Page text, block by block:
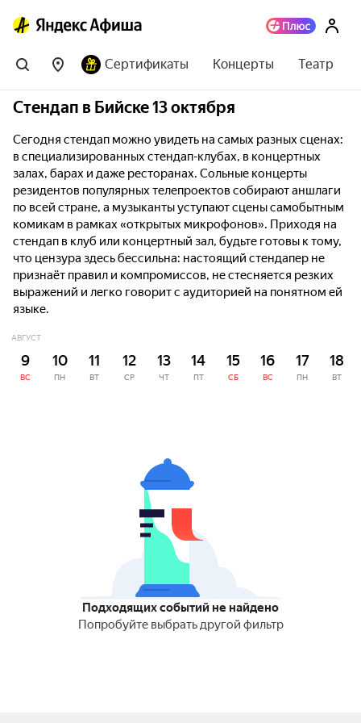
Сертификаты Концерты Театр
Стендап в Бийске 13 октября
Сегодня стендап можно увидеть на самых разных сценах:
в специализированных стендап-клубах, в концертных
залах, барах и даже ресторанах. Сольные концерты
резидентов популярных телепроектов собирают аншлаги
по всей стране, а музыканты уступают сцены самобытным
комикам в рамках «открытых микрофонов». Приходя на
стендап в клуб или концертный зал, будьте готовы к тому,
что цензура здесь бессильна: настоящий стендапер не
признаёт правил и компромиссов, не стесняется резких
выражений и легко говорит с аудиторией на понятном ей
языке.
АВГУСТ
9
ВС
10
ПН
11
ВТ
12
СР
13
ЧТ
14
ПТ
15
СБ
16
ВС
17
ПН
18
ВТ
Подходящих событий не найдено
Попробуйте выбрать другой фильтр